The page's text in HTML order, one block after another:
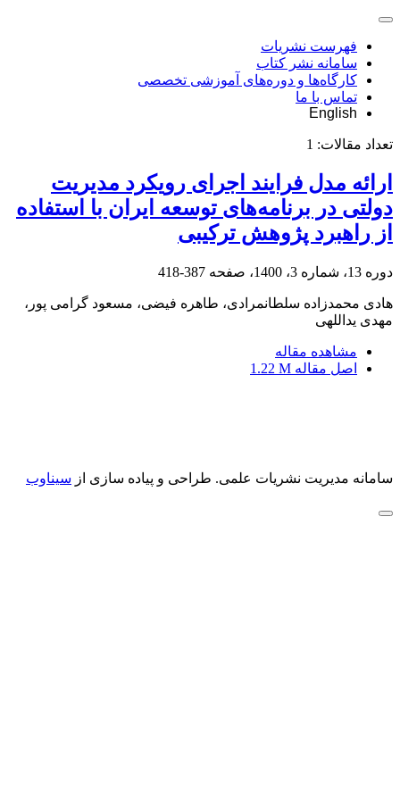
فهرست نشریات
سامانه نشر کتاب
کارگاه‌ها و دوره‌های آموزشی تخصصی
تماس با ما
English
تعداد مقالات: 1
ارائه مدل فرایند اجرای رویکرد مدیریت
دولتی در برنامه‌های توسعه ایران با استفاده
از راهبرد پژوهش ترکیبی
دوره 13، شماره 3، 1400، صفحه 387-418
هادی محمدزاده سلطانمرادی، طاهره فیضی، مسعود گرامی پور،
مهدی یداللهی
مشاهده مقاله
اصل مقاله 1.22 M
سامانه مدیریت نشریات علمی. طراحی و پیاده سازی از سیناوب